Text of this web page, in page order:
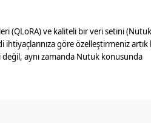
(QLoRA) ve kaliteli bir veri setini
göre özelleştirmeniz artık
aynı zamanda Nutuk konusunda